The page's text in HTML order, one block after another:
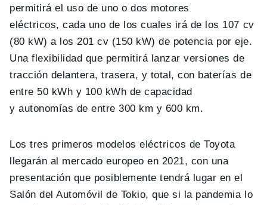
permitirá el uso de uno o dos motores
eléctricos, cada uno de los cuales irá de los 107 cv
(80 kW) a los 201 cv (150 kW) de potencia por eje.
Una flexibilidad que permitirá lanzar versiones de
tracción delantera, trasera, y total, con baterías de
entre 50 kWh y 100 kWh de capacidad
y autonomías de entre 300 km y 600 km.
Los tres primeros modelos eléctricos de Toyota
llegarán al mercado europeo en 2021, con una
presentación que posiblemente tendrá lugar en el
Salón del Automóvil de Tokio, que si la pandemia lo